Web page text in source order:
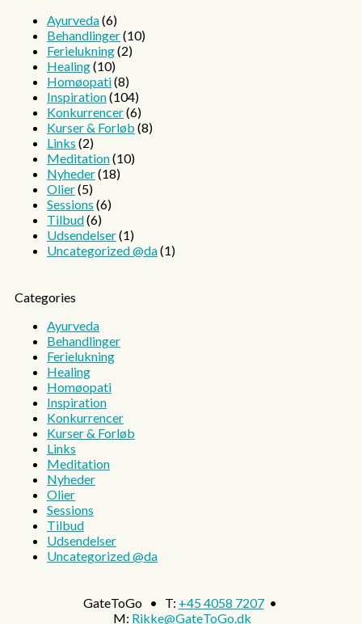
Ayurveda(6)
Behandlinger(10)
Ferielukning(2)
Healing(10)
Homøopati(8)
Inspiration(104)
Konkurrencer(6)
Kurser & Forløb (8)
Links (2)
Meditation(10)
Nyheder(18)
Olier(5)
Sessions (6)
Tilbud(6)
Udsendelser(1)
Uncategorized @da(1)
Categories
Ayurveda
Behandlinger
Ferielukning
Healing
Homøopati
Inspiration
Konkurrencer
Kurser & Forløb
Links
Meditation
Nyheder
Olier
Sessions
Tilbud
Udsendelser
Uncategorized @da
GateToGo • T: +45 4058 7207•
M: Rikke@GateToGo.dk